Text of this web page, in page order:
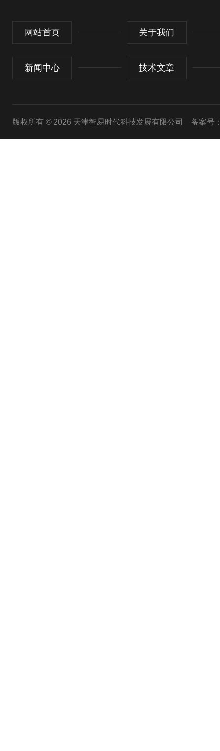
网站首页 关于我们
新闻中心 技术文章
版权所有 © 2026 天津智易时代科技发展有限公司 备案号